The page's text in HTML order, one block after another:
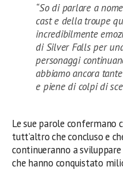
“So di parlare a
cast e della troupe
incredibilmente
di Silver Falls per
personaggi
abbiamo ancora
e piene di colpi di
Le sue parole confermano
tutt’altro che concluso e
continueranno a
che hanno conquistato